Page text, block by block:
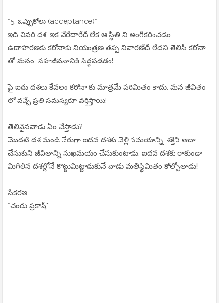
*5. ఒప్పుకోలు (acceptance)*
ఇది చివరి దశ. ఇక వేరేదారేదీ లేక ఆ స్థితి ని అంగీకరించడం.
ఉదాహరణకు కరోనాకు నియంత్రణ తప్ప నివారణేదీ లేదని తెలిసి కరోనా
తో మనం సహజీవనానికి సిద్ధపడడం!
పై ఐదు దశలు కేవలం కరోనా కు మాత్రమే పరిమితం కాదు. మన జీవితం
లో వచ్చే ప్రతి సమస్యకూ వర్తిస్తాయి!
తెలివైనవాడు ఏం చేస్తాడు?
మొదటి దశ నుండి నేరుగా ఐదవ దశకు వెళ్లి సమయాన్ని, శక్తిని ఆదా
చేసుకుని జీవితాన్ని సుఖమయం చేసుకుంటాడు. ఐదవ దశకు రాకుండా
మిగిలిన దశల్లోనే కొట్టుమిట్టాడుకునే వాడు మతిస్థిమితం కోల్పోతాడు!!
సేకరణ
*చందు ప్రకాష్*